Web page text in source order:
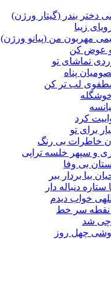
دختر بندر (گیتار ورژن)
زیبا
مهربون من (پیانو ورژن)
عوض کن
تماشای تو
پناه
لب تر کن
خوشگله
کرد
برای تو
خاطرات بی رنگ
و سپهر خلسه تراپی
بی وفا
بیا بردار ببر
دنباله دار
خواب دیدم
نقطه سر خط
چی شد
چهل روز